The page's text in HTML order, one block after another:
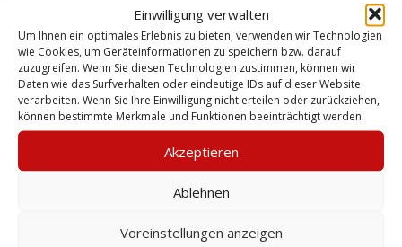
Einwilligung verwalten
Um Ihnen ein optimales Erlebnis zu bieten, verwenden wir Technologien
wie Cookies, um Geräteinformationen zu speichern bzw. darauf
zuzugreifen. Wenn Sie diesen Technologien zustimmen, können wir
Daten wie das Surfverhalten oder eindeutige IDs auf dieser Website
verarbeiten. Wenn Sie Ihre Einwilligung nicht erteilen oder zurückziehen,
können bestimmte Merkmale und Funktionen beeinträchtigt werden.
Akzeptieren
Ablehnen
Voreinstellungen anzeigen
sehen. Es handelt sich um die
Kleine Hohe Straße , eine
Verbindung zwischen der
Deisterstraße und der Hohe
Straße.
(JW)